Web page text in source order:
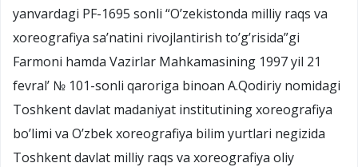
yanvardagi PF-1695 sonli “O’zekistonda milliy raqs va
xoreografiya sa’natini rivojlantirish to’g’risida”gi
Farmoni hamda Vazirlar Mahkamasining 1997 yil 21
fevral’ № 101-sonli qaroriga binoan A.Qodiriy nomidagi
Toshkent davlat madaniyat institutining xoreografiya
bo’limi va O’zbek xoreografiya bilim yurtlari negizida
Toshkent davlat milliy raqs va xoreografiya oliy